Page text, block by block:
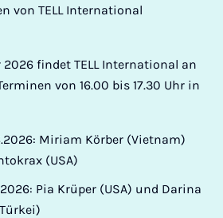
von TELL International
findet TELL International an
von 16.00 bis 17.30 Uhr in
Miriam Körber (Vietnam)
(USA)
Pia Krüper (USA) und Darina